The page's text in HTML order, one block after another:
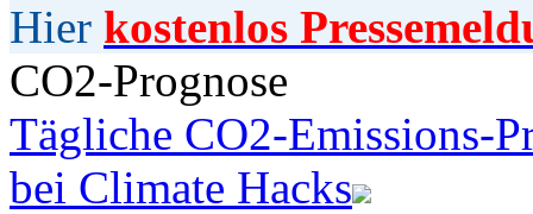
Hier kostenlos
CO2-Prognose
Tägliche CO2-Emissions-
bei Climate Hacks